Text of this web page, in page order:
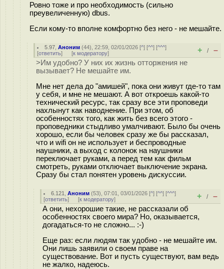
Ровно тоже и про необходимость (сильно
преувеличенную) dbus.
Если кому-то вполне комфортно без него - не мешайте.
5.97 ,Аноним (44), 22:59, 02/01/2026 [^] [^^] [^^^]
[ответить] [к модератору] + / –
>Им удобно? У них их жизнь отторжения не
вызывает? Не мешайте им.
Мне нет дела до "амишей", пока они живут где-то там
у себя, и мне не мешают. А вот откроешь какой-то
технический ресурс, так сразу все эти проповеди
нахлынут как наводнение. При этом, об
особенностях того, как жить без всего этого -
проповедники стыдливо умалчивают. Было бы очень
хорошо, если бы человек сразу же бы рассказал,
что и wifi он не использует и беспроводные
наушники, а выход с колонок на наушники
переключает руками, а перед тем как фильм
смотреть, руками отключает выключение экрана.
Сразу бы стал понятен уровень дискуссии.
6.121 ,Аноним (53), 07:01, 03/01/2026 [^] [^^] [^^^]
[ответить] [к модератору] + / –
А они, нехорошие такие, не рассказали об
особенностях своего мира? Но, оказывается,
догадаться-то не сложно... :-)
Еще раз: если людям так удобно - не мешайте им.
Они лишь заявили о своем праве на
существование. Вот и пусть существуют, вам ведь
не жалко, надеюсь.